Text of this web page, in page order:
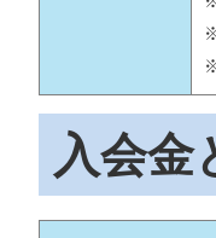
入会金